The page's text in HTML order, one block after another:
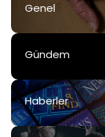
Genel
Gündem
Haberler